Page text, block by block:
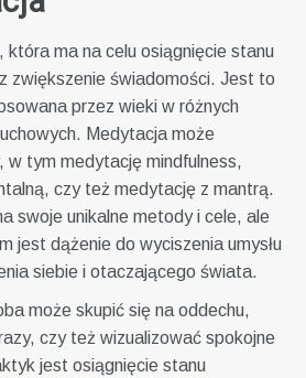
ma na celu osiągnięcie stanu
zwiększenie świadomości. Jest to
przez wieki w różnych
Medytacja może
w tym medytację mindfulness,
czy też medytację z mantrą.
swoje unikalne metody i cele, ale
jest dążenie do wyciszenia umysłu
siebie i otaczającego świata.
może skupić się na oddechu,
czy też wizualizować spokojne
jest osiągnięcie stanu